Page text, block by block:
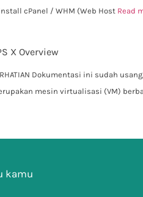
cPanel / WHM (Web Host Read
X Overview
Dokumentasi ini sudah
mesin virtualisasi (VM)
kamu